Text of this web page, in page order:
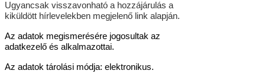
Ugyancsak visszavonható a hozzájárulás a
kiküldött hírlevelekben megjelenő link alapján.
Az adatok megismerésére jogosultak az
adatkezelő és alkalmazottai.
Az adatok tárolási módja: elektronikus.